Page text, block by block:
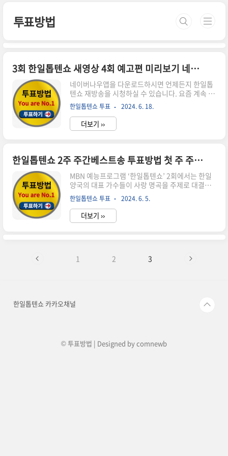
투표방법
3회 한일톱텐쇼 새영상 4회 예고편 미리보기 네이버 나우 앱 투표하기 불타는 장미단
네이버나우앱을 다운로드하시면 언제든지 한일톱
텐쇼 재방송을 시청하실 수 있습니다. 요즘 계속 한
일톱텐쇼 3회 영상이 올라옵니다.네이버나우앱을
설치하시고 투표와 재방송 시청을 한 번에 해결하
세요.한일톱텐쇼 투표앱인 네이버나우앱 설치 및
투표 방법은 본문 하단에서 확인하세요.3회 명장면
그램top10show.bstage.in4회 예고편 한일톱텐
쇼[예고] ♨기선제압♨ 한일톱텐쇼에 불타는 장미
단 '신에손민'이 왔다! (ft. 숨겨둔 필살 무대 공개!)
MBN 240618 방송bridge-now.naver.com본방
송을 보신 분들은 바로 투표하기 가이드를 확인해
주세요. 인터넷상에 잘못된 투표 가이드가 많아서
짜증나신 ..
한일톱텐쇼 투표 2024. 6. 18.
더보기 ››
한일톱텐쇼 2주 주간베스트송 투표방법 첫 주 주간베스트 주인공은 바로
MBN 예능프로그램 ‘한일톱텐쇼’ 2회에서는 한일
양국의 대표 가수들이 사랑 명곡을 주제로 대결을
펼쳤습니다.4일 방송된 에피소드에서는 팀전으로
새로운 룰이 추가되어 더 흥미진진한 경쟁이 펼쳤
는데요.본방송을 보신 분들은 바로 투표하기 가이
드를 확인해주세요.인터넷상에 잘못된 투표 가이
반 OTT들처럼 모든 프로그램이 다 나와있어서 한
을 할애하시면 앞으로 한일톱텐쇼가 끝나는 날까지
한일톱텐쇼 투표 2024. 6. 5.
더보기 ››
1 2 3
한일톱텐쇼 카카오채널
© 투표방법 | Designed bycomnewb